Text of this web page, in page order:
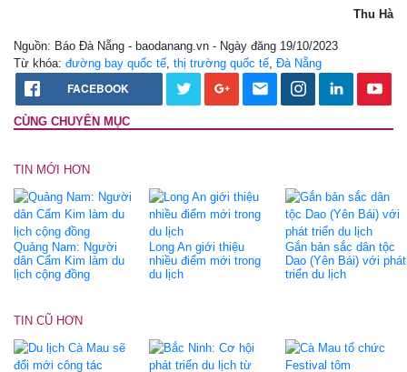
Thu Hà
Nguồn: Báo Đà Nẵng - baodanang.vn - Ngày đăng 19/10/2023
Từ khóa: đường bay quốc tế thị trường quốc tế Đà Nẵng
FACEBOOK
CÙNG CHUYÊN MỤC
TIN MỚI HƠN
Quảng Nam: Người
dân Cẩm Kim làm du
lịch cộng đồng
Long An giới thiệu
nhiều điểm mới trong
du lịch
Gắn bản sắc dân tộc
Dao (Yên Bái) với phát
triển du lịch
TIN CŨ HƠN